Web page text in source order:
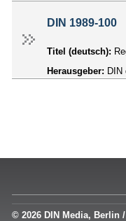
DIN 1989-100
Titel (deutsch):
Herausgeber: DIN
© 2026 DIN Media, Berlin